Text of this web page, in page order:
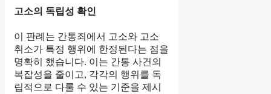
고소의 독립성 확인
이 판례는 간통죄에서 고소와 고소
취소가 특정 행위에 한정된다는 점을
명확히 했습니다. 이는 간통 사건의
복잡성을 줄이고, 각각의 행위를 독
립적으로 다룰 수 있는 기준을 제시